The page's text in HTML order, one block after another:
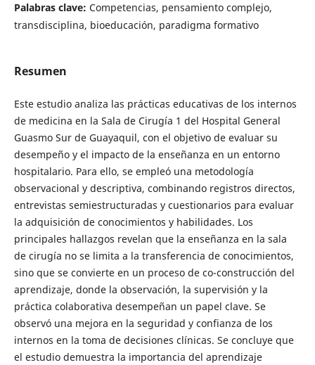
Palabras clave: Competencias, pensamiento complejo,
transdisciplina, bioeducación, paradigma formativo
Resumen
Este estudio analiza las prácticas educativas de los internos
de medicina en la Sala de Cirugía 1 del Hospital General
Guasmo Sur de Guayaquil, con el objetivo de evaluar su
desempeño y el impacto de la enseñanza en un entorno
hospitalario. Para ello, se empleó una metodología
observacional y descriptiva, combinando registros directos,
entrevistas semiestructuradas y cuestionarios para evaluar
la adquisición de conocimientos y habilidades. Los
principales hallazgos revelan que la enseñanza en la sala
de cirugía no se limita a la transferencia de conocimientos,
sino que se convierte en un proceso de co-construcción del
aprendizaje, donde la observación, la supervisión y la
práctica colaborativa desempeñan un papel clave. Se
observó una mejora en la seguridad y confianza de los
internos en la toma de decisiones clínicas. Se concluye que
el estudio demuestra la importancia del aprendizaje